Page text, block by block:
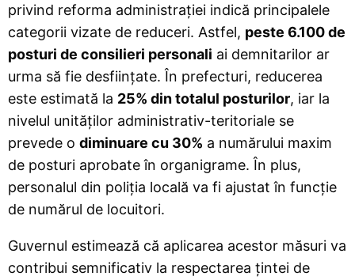
privind reforma administrației indică principalele
categorii vizate de reduceri. Astfel, peste 6.100 de
posturi de consilieri personali ai demnitarilor ar
urma să fie desființate. În prefecturi, reducerea
este estimată la 25% din totalul posturilor, iar la
nivelul unităților administrativ-teritoriale se
prevede o diminuare cu 30% a numărului maxim
de posturi aprobate în organigrame. În plus,
personalul din poliția locală va fi ajustat în funcție
de numărul de locuitori.
Guvernul estimează că aplicarea acestor măsuri va
contribui semnificativ la respectarea țintei de